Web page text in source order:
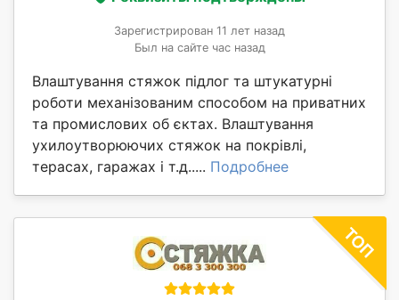
Зарегистрирован 11 лет назад
Был на сайте час назад
Влаштування стяжок підлог та штукатурні
роботи механізованим способом на приватних
та промислових об єктах. Влаштування
ухилоутворюючих стяжок на покрівлі,
терасах, гаражах і т.д..... Подробнее